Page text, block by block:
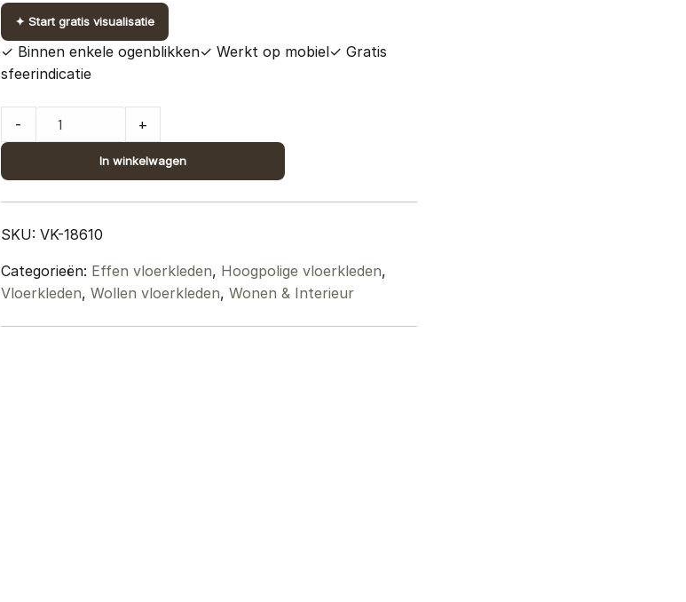
✦ Start gratis visualisatie
✓ Binnen enkele ogenblikken✓ Werkt op mobiel✓ Gratis
sfeerindicatie
Vloerkleed
Pebbel
-
240
x
cm
quantity
- +
In winkelwagen
SKU: VK-18610
Categorieën: Effen vloerkleden, Hoogpolige vloerkleden,
Vloerkleden, Wollen vloerkleden, Wonen & Interieur